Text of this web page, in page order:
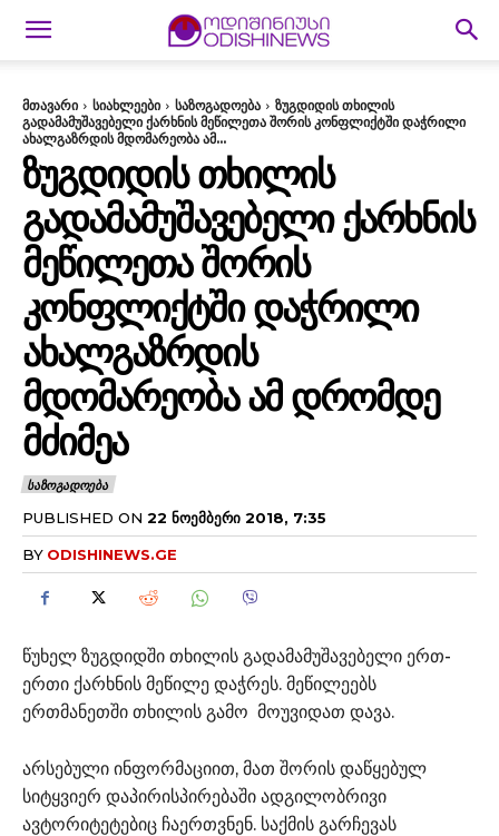
მთავარი სიახლეები საზოგადოება
ზუგდიდის თხილის
გადამამუშავებელი ქარხნის მეწილეთა შორის კონფლიქტში დაჭრილი
ახალგაზრდის მდომარეობა ამ...
ᲖᲣᲒᲓᲘᲓᲘᲡ ᲗᲮᲘᲚᲘᲡ
ᲒᲐᲓᲐᲛᲐᲛᲣᲨᲐᲕᲔᲑᲔᲚᲘ ᲥᲐᲠᲮᲜᲘᲡ
ᲛᲔᲬᲘᲚᲔᲗᲐ ᲨᲝᲠᲘᲡ
ᲙᲝᲜᲤᲚᲘᲥᲢᲨᲘ ᲓᲐᲭᲠᲘᲚᲘ
ᲐᲮᲐᲚᲒᲐᲖᲠᲓᲘᲡ
ᲛᲓᲝᲛᲐᲠᲔᲝᲑᲐ ᲐᲛ ᲓᲠᲝᲛᲓᲔ
ᲛᲫᲘᲛᲔᲐ
ᲡᲐᲖᲝᲒᲐᲓᲝᲔᲑᲐ
PUBLISHED ON 22 ᲜᲝᲔᲛᲑᲔᲠᲘ 2018, 7:35
BY ODISHINEWS.GE
წუხელ ზუგდიდში თხილის გადამამუშავებელი ერთ-
ერთი ქარხნის მეწილე დაჭრეს. მეწილეებს
ერთმანეთში თხილის გამო მოუვიდათ დავა.
არსებული ინფორმაციით, მათ შორის დაწყებულ
სიტყვიერ დაპირისპირებაში ადგილობრივი
ავტორიტეტებიც ჩაერთვნენ. საქმის გარჩევას